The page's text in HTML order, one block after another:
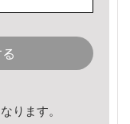
ります。